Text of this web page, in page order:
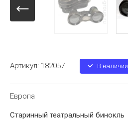
Артикул: 182057 В наличии
Европа
Старинный театральный бинокль